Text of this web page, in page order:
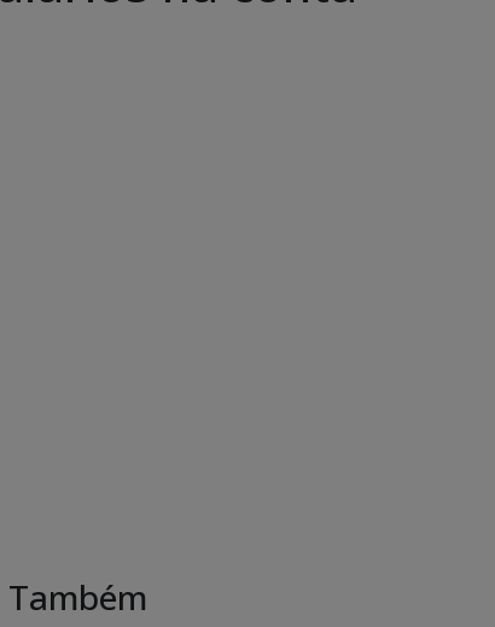
Também